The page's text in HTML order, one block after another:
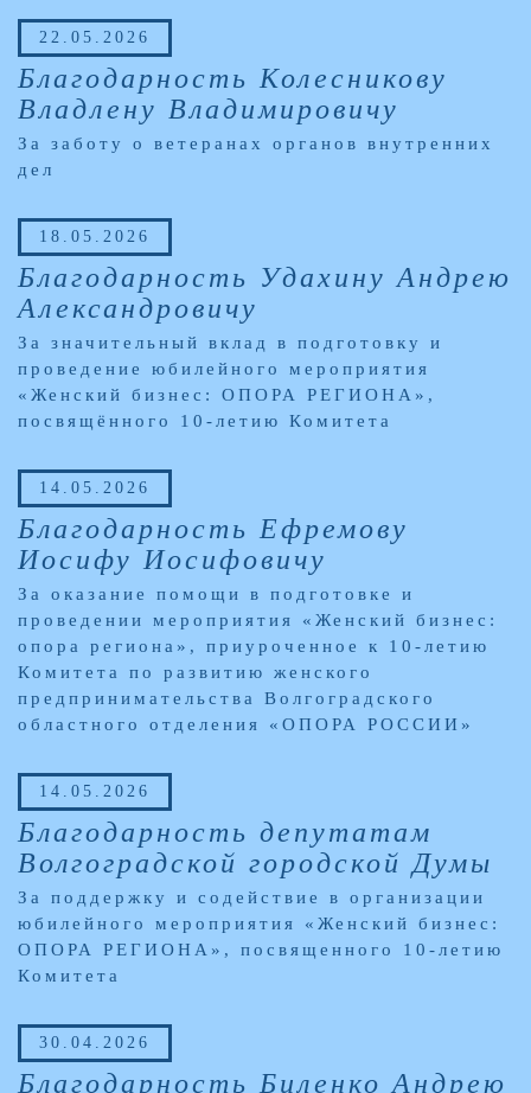
22.05.2026
Благодарность Колесникову
Владлену Владимировичу
За заботу о ветеранах органов внутренних
дел
18.05.2026
Благодарность Удахину Андрею
Александровичу
За значительный вклад в подготовку и
проведение юбилейного мероприятия
«Женский бизнес: ОПОРА РЕГИОНА»,
посвящённого 10-летию Комитета
14.05.2026
Благодарность Ефремову
Иосифу Иосифовичу
За оказание помощи в подготовке и
проведении мероприятия «Женский бизнес:
опора региона», приуроченное к 10-летию
Комитета по развитию женского
предпринимательства Волгоградского
областного отделения «ОПОРА РОССИИ»
14.05.2026
Благодарность депутатам
Волгоградской городской Думы
За поддержку и содействие в организации
юбилейного мероприятия «Женский бизнес:
ОПОРА РЕГИОНА», посвященного 10-летию
Комитета
30.04.2026
Благодарность Биленко Андрею